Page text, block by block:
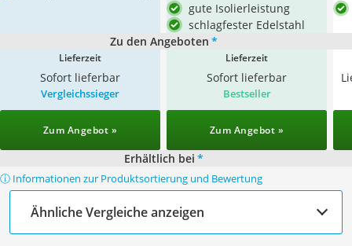
gute Isolierleistung
schlagfester Edelstahl
Zu den Angeboten *
Lieferzeit
Sofort lieferbar
Lieferzeit
Sofort lieferbar
Vergleichssieger
Zum Angebot »
Bestseller
Zum Angebot »
Erhältlich bei *
ⓘ Informationen zur Produktsortierung und Bewertung
Ähnliche Vergleiche anzeigen